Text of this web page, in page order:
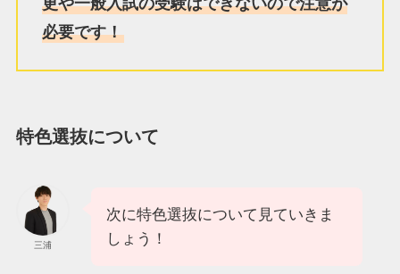
必要です！
特色選抜について
三浦
次に特色選抜について見ていきま
しょう！